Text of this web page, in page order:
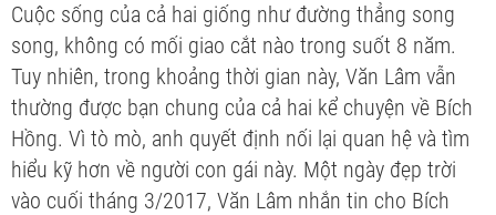
Cuộc sống của cả hai giống như đường thẳng song
song, không có mối giao cắt nào trong suốt 8 năm.
Tuy nhiên, trong khoảng thời gian này, Văn Lâm vẫn
thường được bạn chung của cả hai kể chuyện về Bích
Hồng. Vì tò mò, anh quyết định nối lại quan hệ và tìm
hiểu kỹ hơn về người con gái này. Một ngày đẹp trời
vào cuối tháng 3/2017, Văn Lâm nhắn tin cho Bích